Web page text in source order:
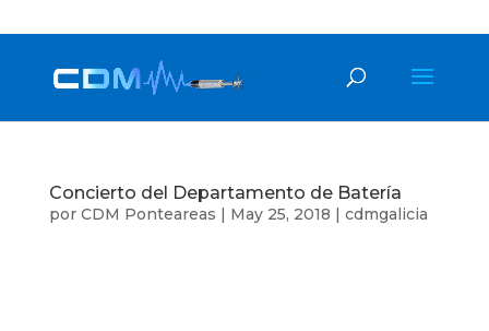
Concierto del Departamento de Batería
por CDM Ponteareas | May 25, 2018 | cdmgalicia